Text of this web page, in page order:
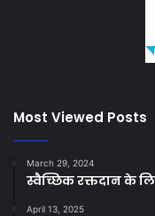
Most Viewed Posts
March 29, 2024
स्वैच्छिक रक्तदान के
April 13, 2025